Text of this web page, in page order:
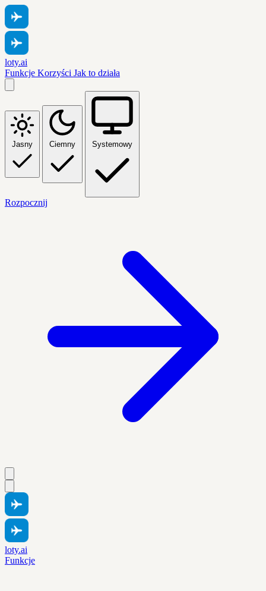
loty.ai
Funkcje Korzyści Jak to działa
Jasny Ciemny Systemowy
Rozpocznij
loty.ai
Funkcje